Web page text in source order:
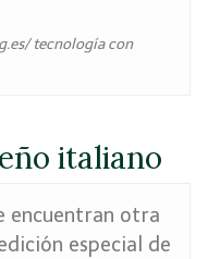
tecnología con
italiano
encuentran otra
especial de